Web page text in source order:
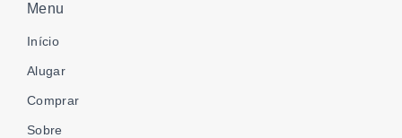
Menu
Início
Alugar
Comprar
Sobre